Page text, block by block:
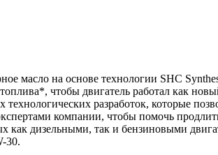
масло на основе технологии SHC
чтобы двигатель работал как
разработок, которые
компании, чтобы помочь
как дизельными, так и бензиновыми
30.